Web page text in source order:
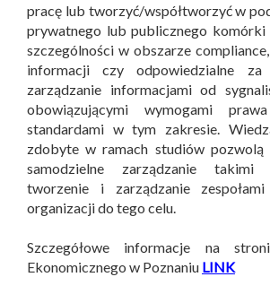
pracę lub tworzyć/współtworzyć w
prywatnego lub publicznego komórki
szczególności w obszarze
informacji czy odpowiedzialne
zarządzanie informacjami od
obowiązującymi wymogami
standardami w tym zakresie.
zdobyte w ramach studiów pozwolą
samodzielne zarządzanie takimi
tworzenie i zarządzanie
organizacji do tego celu.
Szczegółowe informacje na
Ekonomicznego w Poznaniu LINK